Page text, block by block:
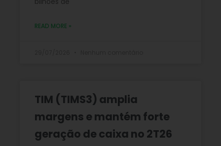
READ MORE »
TIM (TIMS3) amplia
margens e mantém forte
geração de caixa no 2T26